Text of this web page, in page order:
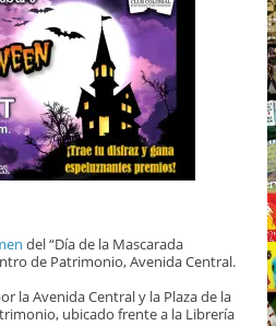
del “Día de la Mascarada
de Patrimonio, Avenida Central.
la Avenida Central y la Plaza de la
ubicado frente a la Librería